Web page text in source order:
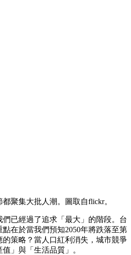
聚集大批人潮。圖取自flickr。
已經過了追求「最大」的階段。台
在於當我們預知2050年將跌落至第
的策略？當人口紅利消失，城市競爭
」與「生活品質」。